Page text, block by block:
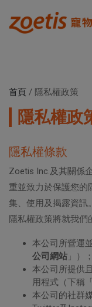
首頁 / 隱私權政策
隱私權政
隱私權條款
Zoetis Inc.及其關係
重並致力於保護您的
集、使用及揭露資訊
隱私權政策將就我們
本公司所營運
公司網站 」）；
本公司所提供
用程式（下稱「
本公司的社群